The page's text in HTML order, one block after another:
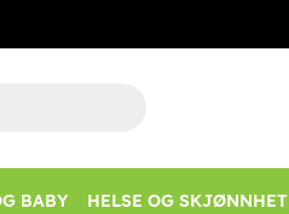
BABY HELSE OG SKJØNNHET